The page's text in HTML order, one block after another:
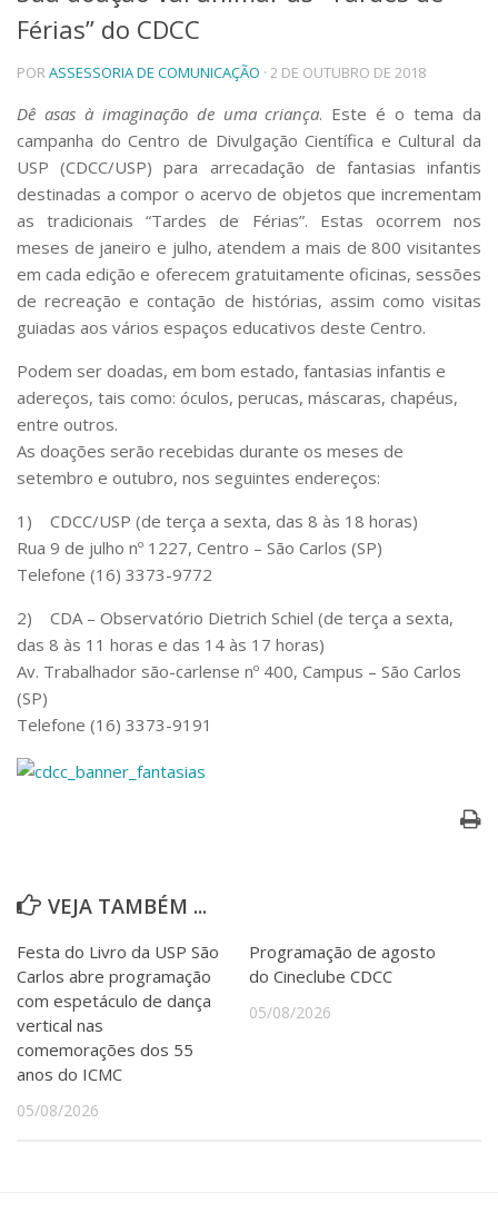
Telefones e Mapas
Pessoas
Ensino
Graduação
Pós-Graduação
Educação a distância
Cursos de Extensão
Pesquisa e Inovação
Linhas de Pesquisa
Centros, Núcleos e Projetos em Rede
Pós-doutorado
Iniciação Científica
Transferência de Tecnologia
Empresas Juniores
Extensão à Comunidade
Projetos, Programas e Cursos
Artes, Cultura e Esportes
Museus e Espaços Interativos
Bibliotecas
Apoio ao Estudante
Segurança, Trânsito e Prevenção
RH, Administrativo e Financeiro
Outros serviços
Comunicação
Aplicativos e Sites
Agenda de Eventos
Férias” do CDCC
PORASSESSORIA DE COMUNICAÇÃO · 2 DE OUTUBRO DE 2018
Dê asas à imaginação de uma criança. Este é o tema da
campanha do Centro de Divulgação Científica e Cultural da
USP (CDCC/USP) para arrecadação de fantasias infantis
destinadas a compor o acervo de objetos que incrementam
as tradicionais “Tardes de Férias”. Estas ocorrem nos
meses de janeiro e julho, atendem a mais de 800 visitantes
em cada edição e oferecem gratuitamente oficinas, sessões
de recreação e contação de histórias, assim como visitas
guiadas aos vários espaços educativos deste Centro.
Podem ser doadas, em bom estado, fantasias infantis e
adereços, tais como: óculos, perucas, máscaras, chapéus,
entre outros.
As doações serão recebidas durante os meses de
setembro e outubro, nos seguintes endereços:
1) CDCC/USP (de terça a sexta, das 8 às 18 horas)
Rua 9 de julho nº 1227, Centro – São Carlos (SP)
Telefone (16) 3373-9772
2) CDA – Observatório Dietrich Schiel (de terça a sexta,
das 8 às 11 horas e das 14 às 17 horas)
Av. Trabalhador são-carlense nº 400, Campus – São Carlos
(SP)
Telefone (16) 3373-9191
VEJA TAMBÉM ...
Festa do Livro da USP São
Carlos abre programação
com espetáculo de dança
vertical nas
comemorações dos 55
anos do ICMC
05/08/2026
Programação de agosto
do Cineclube CDCC
05/08/2026